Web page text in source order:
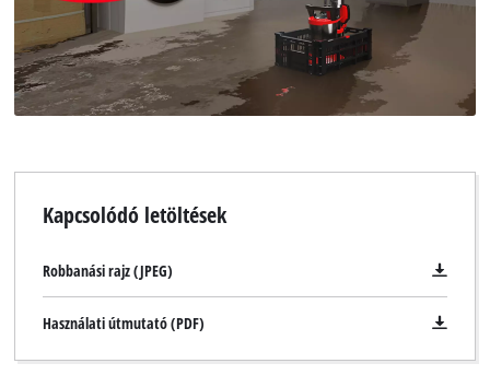
Kapcsolódó letöltések
Robbanási rajz (JPEG)
Használati útmutató (PDF)